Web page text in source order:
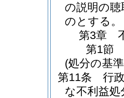
の説明の
のとする。
第3章
第1節
(処分の基
第11条
行
な不利益